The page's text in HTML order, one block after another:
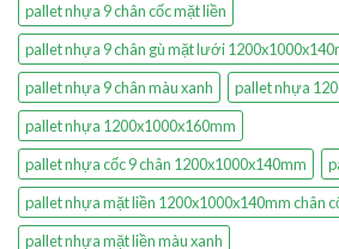
pallet nhựa 9 chân cốc mặt liền
pallet nhựa 9 chân gù mặt lưới
pallet nhựa 9 chân màu xanh
pallet nhựa
pallet nhựa 1200x1000x160mm
pallet nhựa cốc 9 chân 1200x1000x140mm
pallet nhựa mặt liền 1200x1000x140mm chân
pallet nhựa mặt liền màu xanh